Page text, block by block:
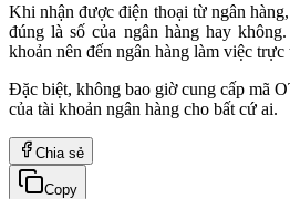
Khi nhận được điện thoại từ ngân
đúng là số của ngân hàng hay
khoản nên đến ngân hàng làm việc trực
Đặc biệt, không bao giờ cung cấp mã
của tài khoản ngân hàng cho bất cứ ai.
Chia sẻ
Copy